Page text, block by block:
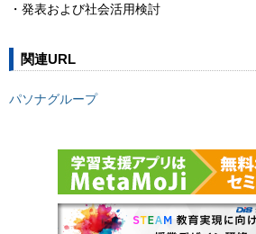
・発表および社会活用検討
関連URL
パソナグループ